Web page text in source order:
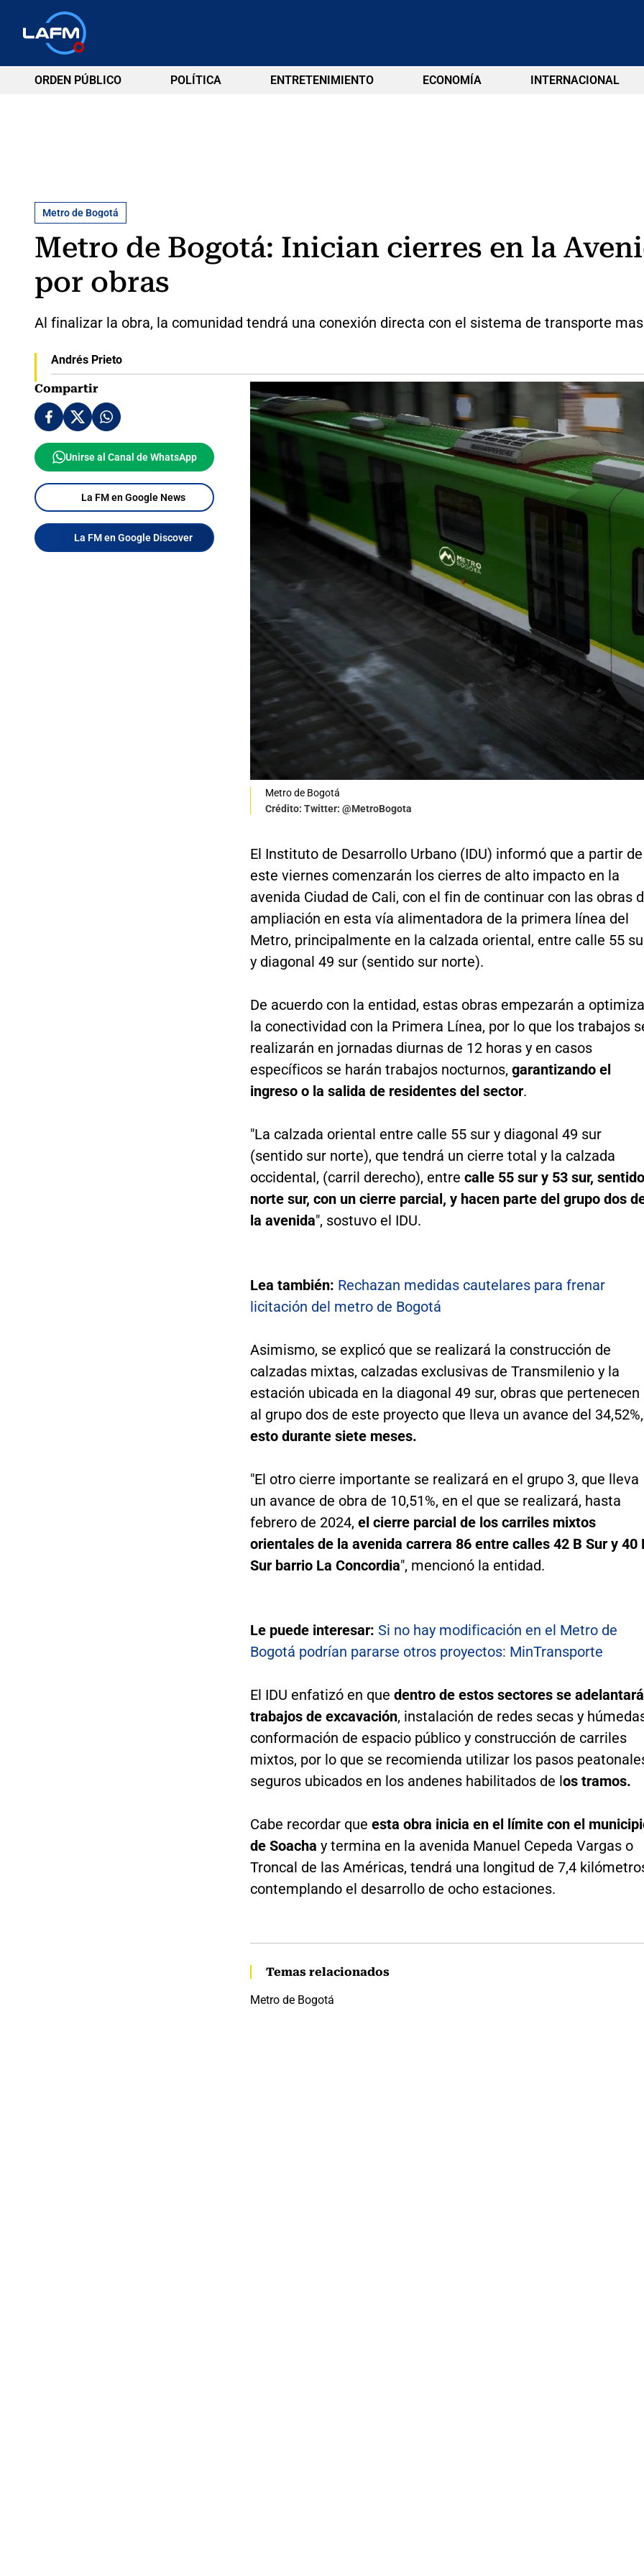
ORDEN PÚBLICO POLÍTICA ENTRETENIMIENTO ECONOMÍA INTERNACIONAL
Metro de Bogotá
Metro de Bogotá: Inician cierres en la
por obras
Al finalizar la obra, la comunidad tendrá una conexión directa con el sistema de transporte
Andrés Prieto
Compartir
Unirse al Canal de WhatsApp
La FM en Google News
La FM en Google Discover
Metro de Bogotá
Crédito: Twitter: @MetroBogota
El Instituto de Desarrollo Urbano (IDU) informó que a partir de
este viernes comenzarán los cierres de alto impacto en la
avenida Ciudad de Cali, con el fin de continuar con las obras
ampliación en esta vía alimentadora de la primera línea del
Metro, principalmente en la calzada oriental, entre calle 55
y diagonal 49 sur (sentido sur norte).
De acuerdo con la entidad, estas obras empezarán a
la conectividad con la Primera Línea, por lo que los trabajos
realizarán en jornadas diurnas de 12 horas y en casos
específicos se harán trabajos nocturnos, garantizando el
ingreso o la salida de residentes del sector.
"La calzada oriental entre calle 55 sur y diagonal 49 sur
(sentido sur norte), que tendrá un cierre total y la calzada
occidental, (carril derecho), entre calle 55 sur y 53 sur, sentido
norte sur, con un cierre parcial, y hacen parte del grupo dos
la avenida", sostuvo el IDU.
Lea también: Rechazan medidas cautelares para frenar
licitación del metro de Bogotá
Asimismo, se explicó que se realizará la construcción de
calzadas mixtas, calzadas exclusivas de Transmilenio y la
estación ubicada en la diagonal 49 sur, obras que pertenecen
al grupo dos de este proyecto que lleva un avance del 34,52%,
esto durante siete meses.
"El otro cierre importante se realizará en el grupo 3, que lleva
un avance de obra de 10,51%, en el que se realizará, hasta
febrero de 2024, el cierre parcial de los carriles mixtos
orientales de la avenida carrera 86 entre calles 42 B Sur y 40
Sur barrio La Concordia", mencionó la entidad.
Le puede interesar: Si no hay modificación en el Metro de
Bogotá podrían pararse otros proyectos: MinTransporte
El IDU enfatizó en que dentro de estos sectores se
trabajos de excavación, instalación de redes secas y
conformación de espacio público y construcción de carriles
mixtos, por lo que se recomienda utilizar los pasos
seguros ubicados en los andenes habilitados de los tramos.
Cabe recordar que esta obra inicia en el límite con el
de Soacha y termina en la avenida Manuel Cepeda Vargas o
Troncal de las Américas, tendrá una longitud de 7,4
contemplando el desarrollo de ocho estaciones.
Temas relacionados
Metro de Bogotá